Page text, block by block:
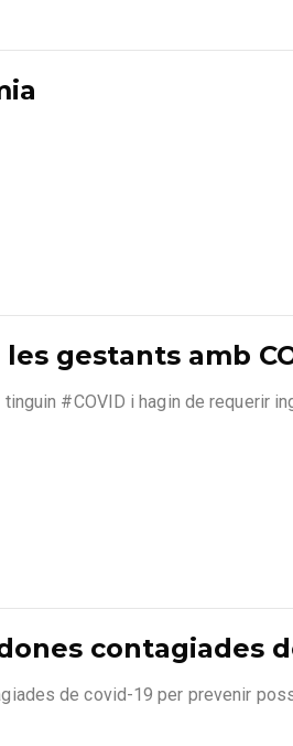
gestants amb
#COVID i hagin de requerir
contagiades
de covid-19 per prevenir